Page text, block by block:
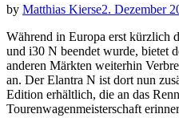
by Matthias Kierse2. Dezember
Während in Europa erst kürzlich
und i30 N beendet wurde, bietet
anderen Märkten weiterhin
an. Der Elantra N ist dort nun
Edition erhältlich, die an das
Tourenwagenmeisterschaft